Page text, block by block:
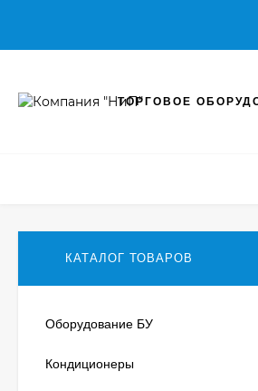
ТОРГОВОЕ
КАТАЛОГ ТОВАРОВ
Оборудование БУ
Кондиционеры